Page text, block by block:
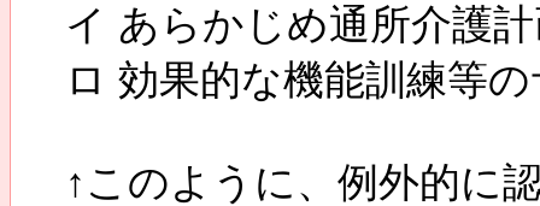
イ あらかじめ通所介護
ロ 効果的な機能訓練等
↑このように、例外的に